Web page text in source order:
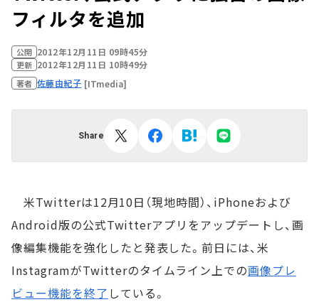
フィルタを追加
公開 2012年12月11日 09時45分
更新 2012年12月11日 10時49分
著者 佐藤由紀子 [ITmedia]
Share
米Twitterは12月10日（現地時間）、iPhoneおよび
Android版の公式Twitterアプリをアップデートし、画
像編集機能を強化したと発表した。前日には、米
InstagramがTwitterのタイムライン上での画像プレ
ビュー機能を終了 している。